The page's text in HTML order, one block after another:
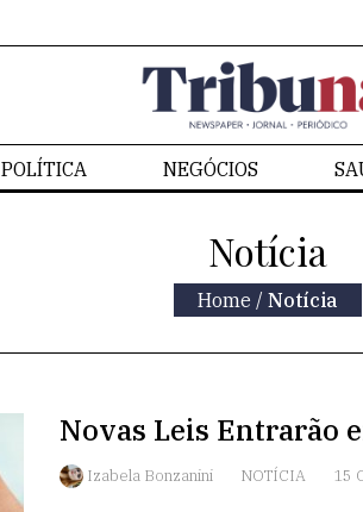
POLÍTICA NEGÓCIOS
Notícia
Home / Notícia
Novas Leis Entrarão
Izabela Bonzanini NOTÍCIA 15